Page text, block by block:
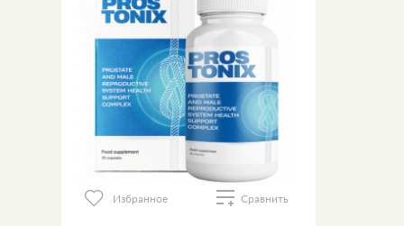
Избранное Сравнить